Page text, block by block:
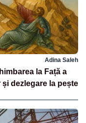
Adina Saleh
la Față a
dezlegare la pește